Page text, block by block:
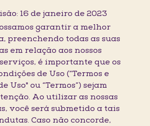
16 de janeiro de 2023
garantir a melhor
preenchendo todas as suas
em relação aos nossos
é importante que os
de Uso (“Termos e
Uso" ou “Termos”) sejam
Ao utilizar as nossas
você será submetido a tais
Caso não concorde,